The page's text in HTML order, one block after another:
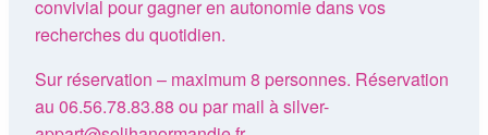
convivial pour gagner en autonomie dans vos
recherches du quotidien.
Sur réservation – maximum 8 personnes. Réservation
au 06.56.78.83.88 ou par mail à silver-